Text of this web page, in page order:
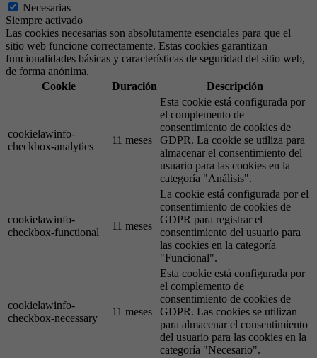
Necesarias
Siempre activado
Las cookies necesarias son absolutamente esenciales para que el
sitio web funcione correctamente. Estas cookies garantizan
funcionalidades básicas y características de seguridad del sitio web,
de forma anónima.
Cookie
Duración Descripción
cookielawinfo-
checkbox-analytics
11 meses
Esta cookie está configurada por
el complemento de
consentimiento de cookies de
GDPR. La cookie se utiliza para
almacenar el consentimiento del
usuario para las cookies en la
categoría "Análisis".
cookielawinfo-
checkbox-functional
11 meses
La cookie está configurada por el
consentimiento de cookies de
GDPR para registrar el
consentimiento del usuario para
las cookies en la categoría
"Funcional".
cookielawinfo-
checkbox-necessary
11 meses
Esta cookie está configurada por
el complemento de
consentimiento de cookies de
GDPR. Las cookies se utilizan
para almacenar el consentimiento
del usuario para las cookies en la
categoría "Necesario".